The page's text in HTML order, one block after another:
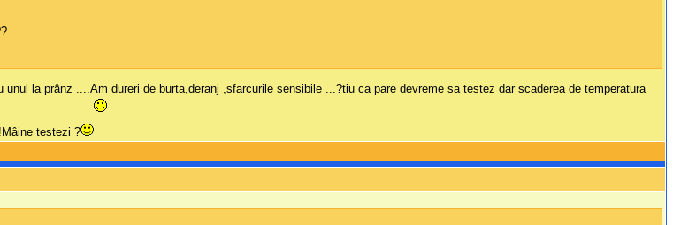
la prânz ....Am dureri de burta,deranj ,sfarcurile sensibile ...?tiu ca pare devreme sa testez dar scaderea de temperatura
testezi ?